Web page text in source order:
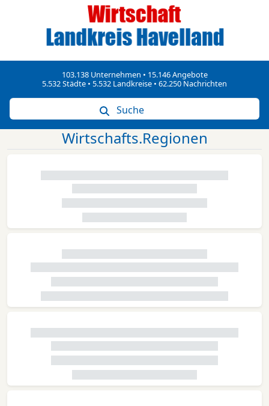
103.138 Unternehmen • 15.146 Angebote
5.532 Städte • 5.532 Landkreise • 62.250 Nachrichten
Suche
Wirtschafts.Regionen